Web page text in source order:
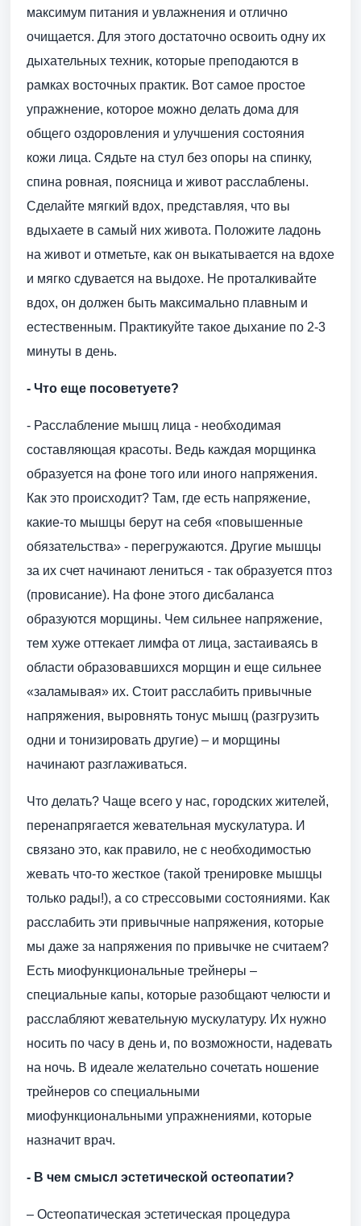
максимум питания и увлажнения и отлично
очищается. Для этого достаточно освоить одну их
дыхательных техник, которые преподаются в
рамках восточных практик. Вот самое простое
упражнение, которое можно делать дома для
общего оздоровления и улучшения состояния
кожи лица. Сядьте на стул без опоры на спинку,
спина ровная, поясница и живот расслаблены.
Сделайте мягкий вдох, представляя, что вы
вдыхаете в самый них живота. Положите ладонь
на живот и отметьте, как он выкатывается на вдохе
и мягко сдувается на выдохе. Не проталкивайте
вдох, он должен быть максимально плавным и
естественным. Практикуйте такое дыхание по 2-3
минуты в день.
- Что еще посоветуете?
- Расслабление мышц лица - необходимая
составляющая красоты. Ведь каждая морщинка
образуется на фоне того или иного напряжения.
Как это происходит? Там, где есть напряжение,
какие-то мышцы берут на себя «повышенные
обязательства» - перегружаются. Другие мышцы
за их счет начинают лениться - так образуется птоз
(провисание). На фоне этого дисбаланса
образуются морщины. Чем сильнее напряжение,
тем хуже оттекает лимфа от лица, застаиваясь в
области образовавшихся морщин и еще сильнее
«заламывая» их. Стоит расслабить привычные
напряжения, выровнять тонус мышц (разгрузить
одни и тонизировать другие) – и морщины
начинают разглаживаться.
Что делать? Чаще всего у нас, городских жителей,
перенапрягается жевательная мускулатура. И
связано это, как правило, не с необходимостью
жевать что-то жесткое (такой тренировке мышцы
только рады!), а со стрессовыми состояниями. Как
расслабить эти привычные напряжения, которые
мы даже за напряжения по привычке не считаем?
Есть миофункциональные трейнеры –
специальные капы, которые разобщают челюсти и
расслабляют жевательную мускулатуру. Их нужно
носить по часу в день и, по возможности, надевать
на ночь. В идеале желательно сочетать ношение
трейнеров со специальными
миофункциональными упражнениями, которые
назначит врач.
- В чем смысл эстетической остеопатии?
– Остеопатическая эстетическая процедура